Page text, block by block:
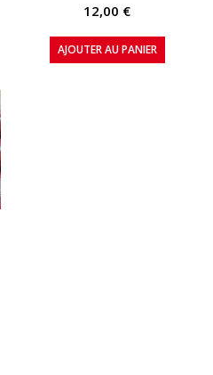
12,00 €
AJOUTER AU PANIER